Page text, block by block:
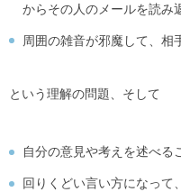
からその人のメールを読み
周囲の雑音が邪魔して、相
という理解の問題、そして
自分の意見や考えを述べる
回りくどい言い方になって